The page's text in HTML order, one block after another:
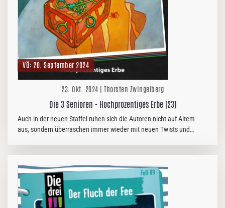
VÖ: 20. September 2024
23. Okt. 2024 | Thorsten Zwingelberg
Die 3 Senioren - Hochprozentiges Erbe (23)
Auch in der neuen Staffel ruhen sich die Autoren nicht auf Altem
aus, sondern überraschen immer wieder mit neuen Twists und